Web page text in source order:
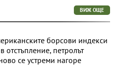
ВИЖ ОЩЕ
борсови индекси
отстъпление, петролът
се устреми нагоре